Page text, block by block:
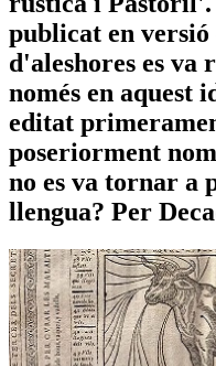
publicat en versió
d'aleshores es
només en aquest
editat
poseriorment
no es va tornar a
llengua? Per